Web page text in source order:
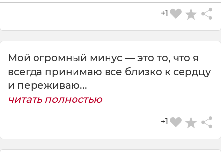
+1
Мой огромный минус — это то, что я
всегда принимаю все близко к сердцу
и переживаю...
читать полностью
+1